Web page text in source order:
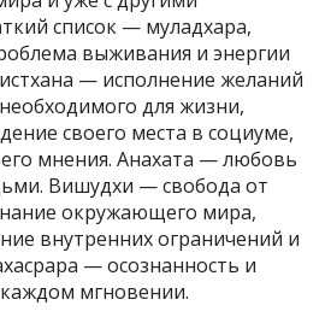
список — муладхара,
выживания и энергии
— исполнение желаний
для жизни,
своего места в социуме,
мнения. Анахата — любовь
Вишудхи — свобода от
окружающего мира,
внутренних ограничений и
— осознанность и
мгновении.